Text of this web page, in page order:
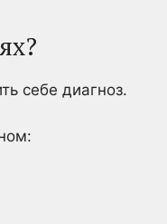
себе диагноз.